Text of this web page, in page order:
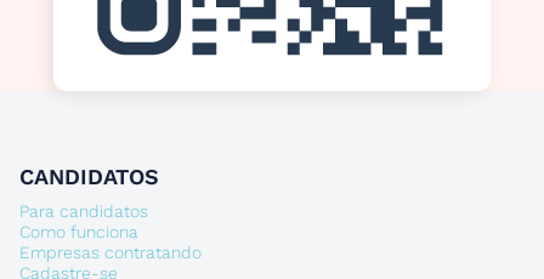
CANDIDATOS
Para candidatos
Como funciona
Empresas contratando
Cadastre-se